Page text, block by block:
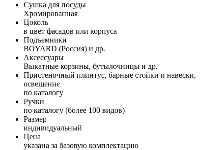
Сушка для посуды
Хромированная
Цоколь
в цвет фасадов или корпуса
Подъемники
BOYARD (Россия) и др.
Аксессуары
Выкатные корзины, бутылочницы и др.
Пристеночный плинтус, барные стойки и навески,
освещение
по каталогу
Ручки
по каталогу (более 100 видов)
Размер
индивидуальный
Цена
указана за базовую комплектацию